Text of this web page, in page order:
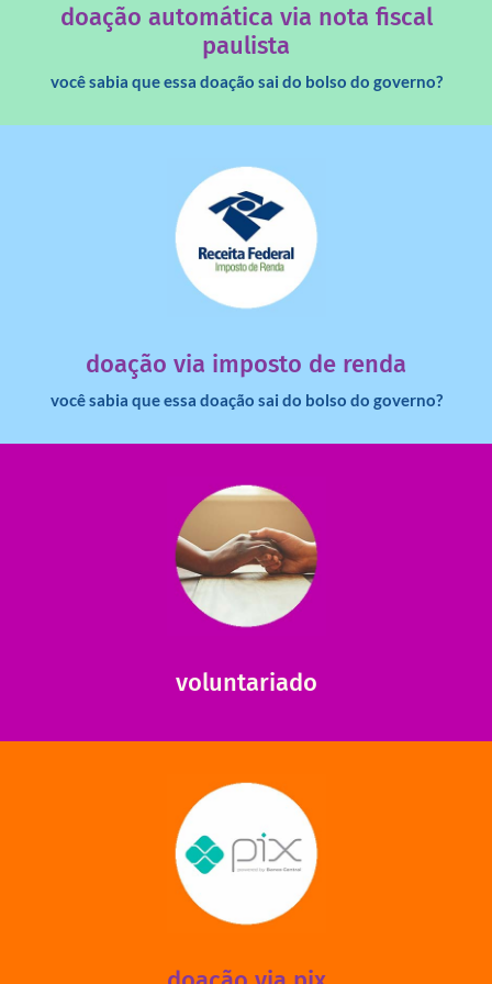
doação automática via nota fiscal
paulista
você sabia que essa doação sai do bolso do governo?
doação via imposto de renda
você sabia que essa doação sai do bolso do governo?
dinheiro deixa de ir para o governo?
saiba mais
voluntariado
ajudar com certos assuntos. Entre em contato conosco e
saiba como nos ajudar.
saiba mais
via PIX? Elas também são muito importantes para
mantermos nossas unidades em funcionamento!
saiba mais